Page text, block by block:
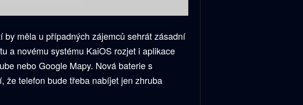
by měla u případných zájemců sehrát zásadní
a novému systému KaiOS rozjet i aplikace
nebo Google Mapy. Nová baterie s
že telefon bude třeba nabíjet jen zhruba